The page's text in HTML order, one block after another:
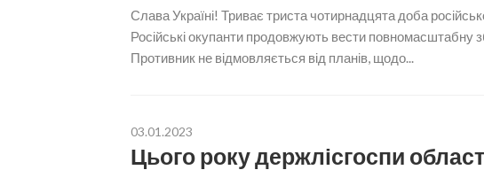
Слава Україні! Триває триста чотирнадцята доба
Російські окупанти продовжують вести повномасштабну
Противник не відмовляється від планів, щодо...
03.01.2023
Цього року держлісгоспи